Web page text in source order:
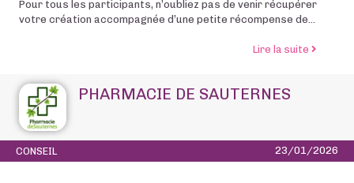
Pour tous les participants, n’oubliez pas de venir récupérer
votre création accompagnée d’une petite récompense de...
Lire la suite de
PHARMACIE DE SAUTERNES
CONSEIL 23/01/2026